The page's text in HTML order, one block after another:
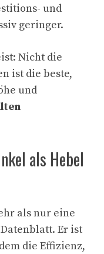
und
geringer.
Nicht die
ist die beste,
und
als Hebel
als nur eine
Er ist
die Effizienz,